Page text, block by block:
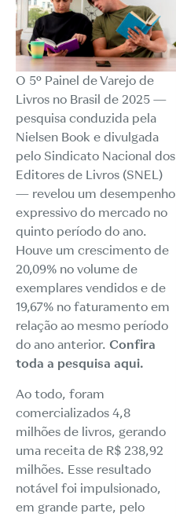
O 5º Painel de Varejo de
Livros no Brasil de 2025 —
pesquisa conduzida pela
Nielsen Book e divulgada
pelo Sindicato Nacional dos
Editores de Livros (SNEL)
— revelou um desempenho
expressivo do mercado no
quinto período do ano.
Houve um crescimento de
20,09% no volume de
exemplares vendidos e de
19,67% no faturamento em
relação ao mesmo período
do ano anterior. Confira
toda a pesquisa aqui.
Ao todo, foram
comercializados 4,8
milhões de livros, gerando
uma receita de R$ 238,92
milhões. Esse resultado
notável foi impulsionado,
em grande parte, pelo